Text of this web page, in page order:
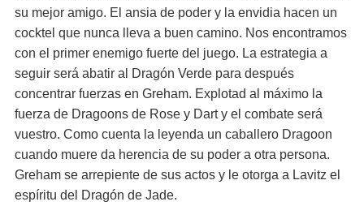
su mejor amigo. El ansia de poder y la envidia hacen un
cocktel que nunca lleva a buen camino. Nos encontramos
con el primer enemigo fuerte del juego. La estrategia a
seguir será abatir al Dragón Verde para después
concentrar fuerzas en Greham. Explotad al máximo la
fuerza de Dragoons de Rose y Dart y el combate será
vuestro. Como cuenta la leyenda un caballero Dragoon
cuando muere da herencia de su poder a otra persona.
Greham se arrepiente de sus actos y le otorga a Lavitz el
espíritu del Dragón de Jade.